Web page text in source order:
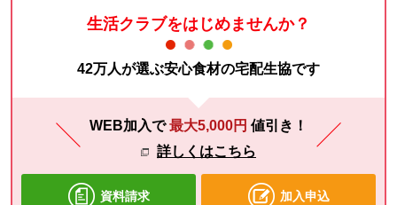
生活クラブをはじめませんか？
42万人が選ぶ安心食材の宅配生協です
WEB加入で最大5,000円 値引き！
詳しくはこちら
資料請求 加入申込